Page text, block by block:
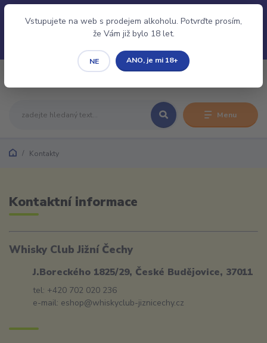
Přihlásit/Registrovat.
Vstupujete na web s prodejem alkoholu. Potvrďte prosím,
že Vám již bylo 18 let.
NE ANO, je mi 18+
Menu
Kontakty
Kontaktní informace
Whisky Club Jižní Čechy
J.Boreckého 1825/29, České Budějovice, 37011
tel: +420 702 020 236
e-mail: eshop@whiskyclub-jiznicechy.cz